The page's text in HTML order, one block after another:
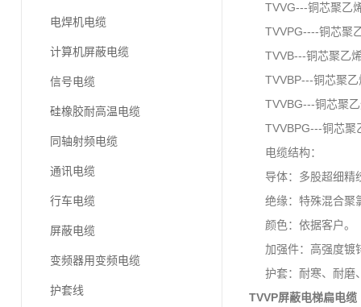
电焊机电缆
计算机屏蔽电缆
信号电缆
硅橡胶耐高温电缆
同轴射频电缆
通讯电缆
行车电缆
屏蔽电缆
变频器用变频电缆
护套线
TVVG---铜芯聚乙
TVVPG----铜芯聚乙
TVVB---铜芯聚乙烯
TVVBP---铜芯聚乙
TVVBG---铜芯聚乙
TVVBPG---铜芯聚
电缆结构：
导体：多股超细精
绝缘：特殊混合聚
颜色：依据客户。
加强件：高强度镀
护套：耐寒、耐磨
TVVP屏蔽电梯扁电缆